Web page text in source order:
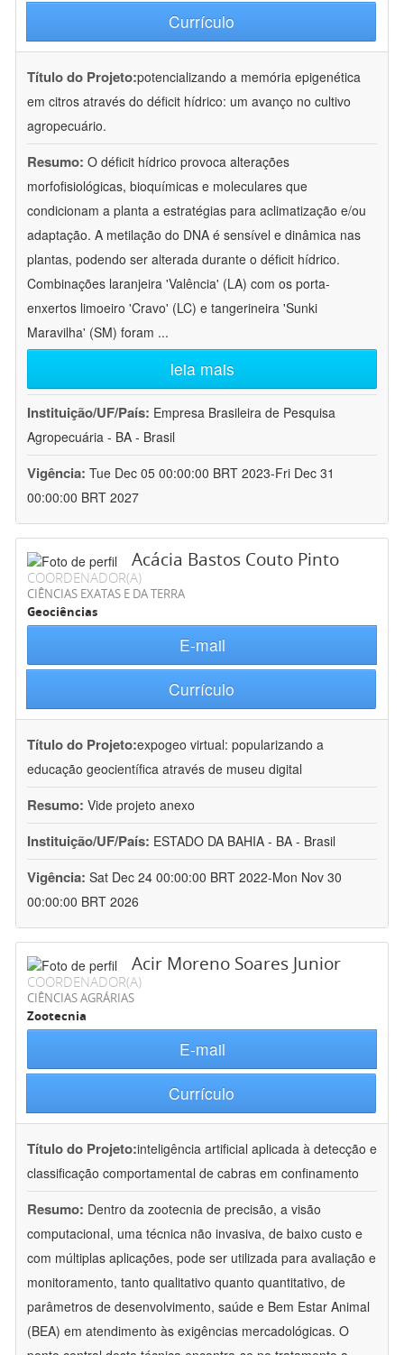
Currículo
Título do Projeto:potencializando a memória epigenética
em citros através do déficit hídrico: um avanço no cultivo
agropecuário.
Resumo: O déficit hídrico provoca alterações
morfofisiológicas, bioquímicas e moleculares que
condicionam a planta a estratégias para aclimatização e/ou
adaptação. A metilação do DNA é sensível e dinâmica nas
plantas, podendo ser alterada durante o déficit hídrico.
Combinações laranjeira 'Valência' (LA) com os porta-
enxertos limoeiro 'Cravo' (LC) e tangerineira 'Sunki
Maravilha' (SM) foram ...
leia mais
Instituição/UF/País: Empresa Brasileira de Pesquisa
Agropecuária - BA - Brasil
Vigência: Tue Dec 05 00:00:00 BRT 2023-Fri Dec 31
00:00:00 BRT 2027
Acácia Bastos Couto Pinto
COORDENADOR(A)
CIÊNCIAS EXATAS E DA TERRA
Geociências
E-mail
Currículo
Título do Projeto:expogeo virtual: popularizando a
educação geocientífica através de museu digital
Resumo: Vide projeto anexo
Instituição/UF/País: ESTADO DA BAHIA - BA - Brasil
Vigência: Sat Dec 24 00:00:00 BRT 2022-Mon Nov 30
00:00:00 BRT 2026
Acir Moreno Soares Junior
COORDENADOR(A)
CIÊNCIAS AGRÁRIAS
Zootecnia
E-mail
Currículo
Título do Projeto:inteligência artificial aplicada à detecção e
classificação comportamental de cabras em confinamento
Resumo: Dentro da zootecnia de precisão, a visão
computacional, uma técnica não invasiva, de baixo custo e
com múltiplas aplicações, pode ser utilizada para avaliação e
monitoramento, tanto qualitativo quanto quantitativo, de
parâmetros de desenvolvimento, saúde e Bem Estar Animal
(BEA) em atendimento às exigências mercadológicas. O